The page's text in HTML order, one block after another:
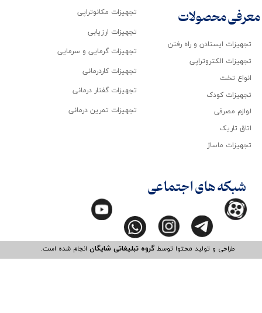
طراحی و تولید محتوا توسطگروه تبلیغاتی شایگانانجام شده است.​​​​​​​
تجهیزات ایستادن و راه رفتن
تجهیزات الکتروتراپی
انواع تخت
تجهیزات کودک
لوازم مصرفی
اتاق تاریک
تجهیزات ماساژ
تجهیزات مکانوتراپی
تجهیزات ارزیابی
تجهیزات گرمایی و سرمایی
تجهیزات کاردرمانی
تجهیزات گفتار درمانی
تجهیزات تمرین درمانی
معرفی محصولات
شبکه های اجتماعی